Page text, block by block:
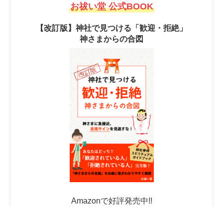
お祓い堂 公式BOOK
【改訂版】神社で見つける「歓迎・拒絶」
神さまからの合図
Amazonで好評発売中!!